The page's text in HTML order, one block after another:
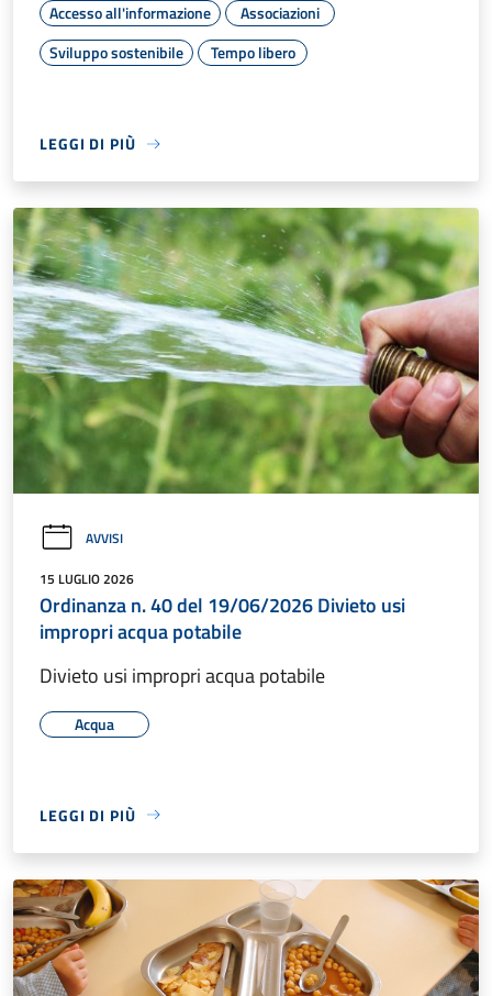
Accesso all'informazione
Associazioni
Sviluppo sostenibile
Tempo libero
LEGGI DI PIÙ
AVVISI
15 LUGLIO 2026
Ordinanza n. 40 del 19/06/2026 Divieto usi
impropri acqua potabile
Divieto usi impropri acqua potabile
Acqua
LEGGI DI PIÙ